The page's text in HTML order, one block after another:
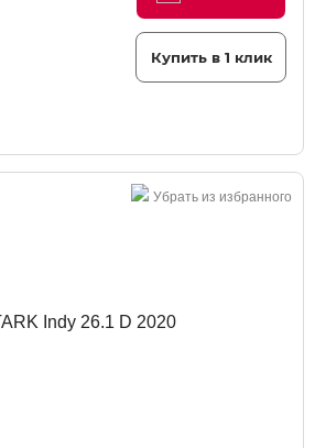
Купить в 1 клик
Убрать из избранного